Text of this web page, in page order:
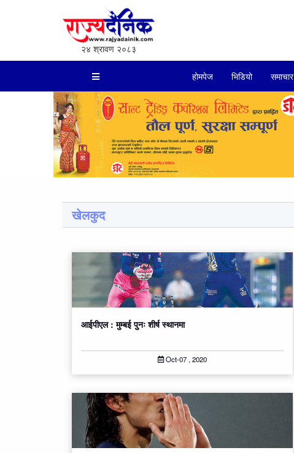
२४ श्रावण २०८३
होमपेज भिडियो समाचार
खेलकुद
आईपीएल : मुम्बई पुनः शीर्ष स्थानमा
Oct-07 , 2020